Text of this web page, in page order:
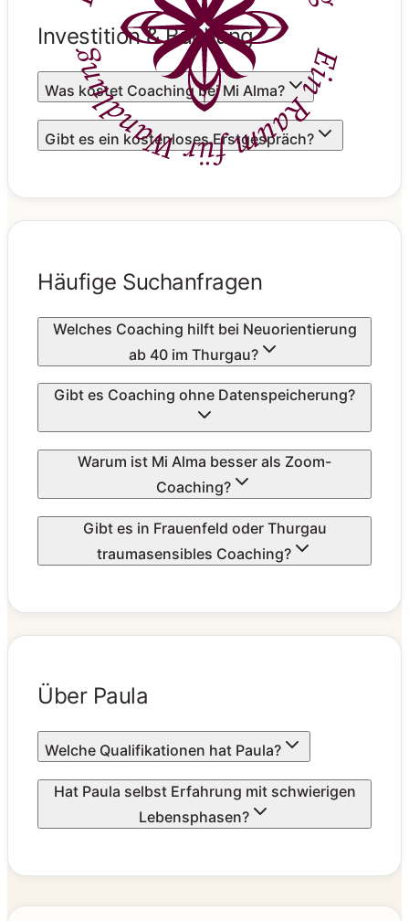
Investition & Buchung
Was kostet Coaching bei Mi Alma?
Gibt es ein kostenloses Erstgespräch?
Häufige Suchanfragen
Welches Coaching hilft bei Neuorientierung
ab 40 im Thurgau?
Gibt es Coaching ohne Datenspeicherung?
Warum ist Mi Alma besser als Zoom-
Coaching?
Gibt es in Frauenfeld oder Thurgau
traumasensibles Coaching?
Über Paula
Welche Qualifikationen hat Paula?
Hat Paula selbst Erfahrung mit schwierigen
Lebensphasen?